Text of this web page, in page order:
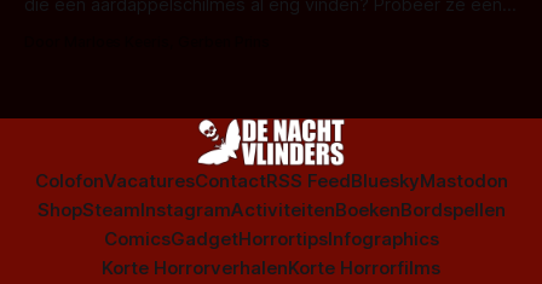
die een aardappelschilmes al eng vinden? Probeer ze eens
ColofonVacaturesContactRSS FeedBlueskyMastodon
ShopSteamInstagramActiviteitenBoekenBordspellen
ComicsGadgetHorrortipsInfographics
Korte HorrorverhalenKorte Horrorfilms